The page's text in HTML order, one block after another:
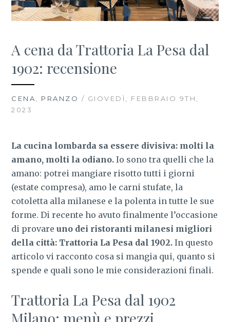
A cena da Trattoria La Pesa dal
1902: recensione
CENA, PRANZO / GIOVEDÌ, FEBBRAIO 9TH,
2023
La cucina lombarda sa essere divisiva: molti la
amano, molti la odiano.Io sono tra quelli che la
amano: potrei mangiare risotto tutti i giorni
(estate compresa), amo le carni stufate, la
cotoletta alla milanese e la polenta in tutte le sue
forme. Di recente ho avuto finalmente l’occasione
di provareuno dei ristoranti milanesi migliori
della città: Trattoria La Pesa dal 1902. In questo
articolo vi racconto cosa si mangia qui, quanto si
spende e quali sono le mie considerazioni finali.
Trattoria La Pesa dal 1902
Milano: menù e prezzi